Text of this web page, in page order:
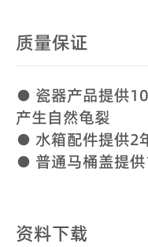
质量保证
● 瓷器产品提供
产生自然龟裂
● 水箱配件提供2
● 普通马桶盖提
资料下载